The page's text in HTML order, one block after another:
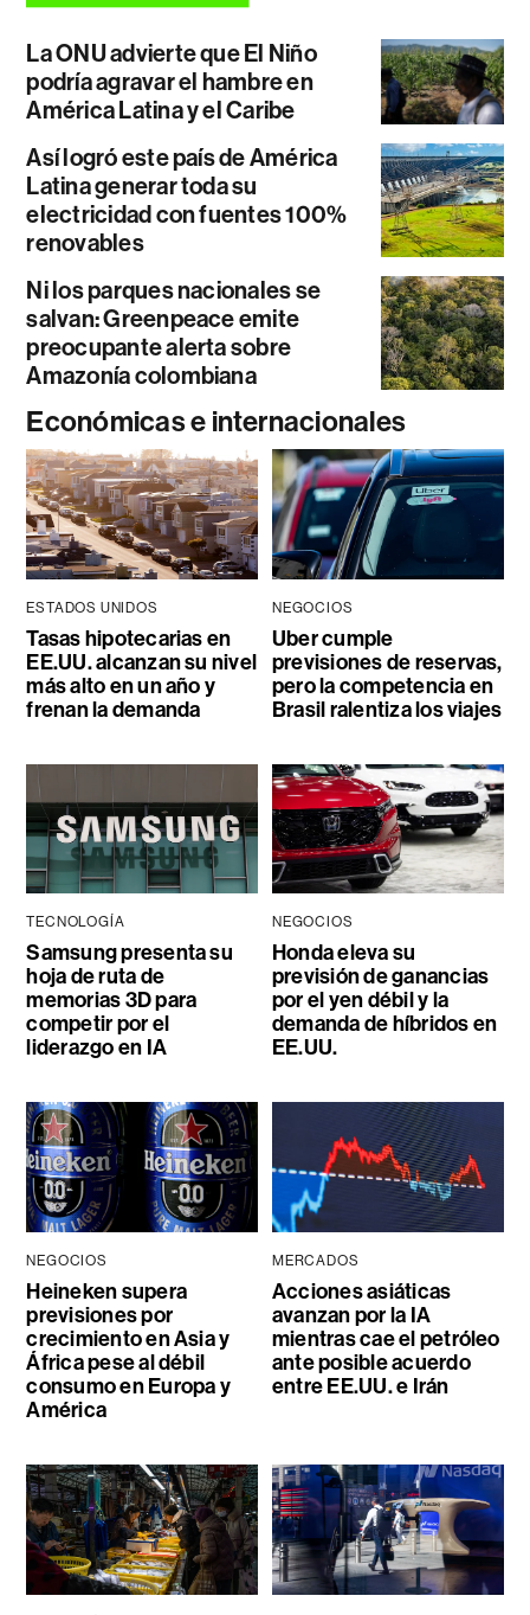
La ONU advierte que El Niño
podría agravar el hambre en
América Latina y el Caribe
Así logró este país de América
Latina generar toda su
electricidad con fuentes 100%
renovables
Ni los parques nacionales se
salvan: Greenpeace emite
preocupante alerta sobre
Amazonía colombiana
Económicas e internacionales
ESTADOS UNIDOS
Tasas hipotecarias en
EE.UU. alcanzan su nivel
más alto en un año y
frenan la demanda
NEGOCIOS
Uber cumple
previsiones de reservas,
pero la competencia en
Brasil ralentiza los viajes
TECNOLOGÍA
Samsung presenta su
hoja de ruta de
memorias 3D para
competir por el
liderazgo en IA
NEGOCIOS
Honda eleva su
previsión de ganancias
por el yen débil y la
demanda de híbridos en
EE.UU.
NEGOCIOS
Heineken supera
previsiones por
crecimiento en Asia y
África pese al débil
consumo en Europa y
América
MERCADOS
Acciones asiáticas
avanzan por la IA
mientras cae el petróleo
ante posible acuerdo
entre EE.UU. e Irán